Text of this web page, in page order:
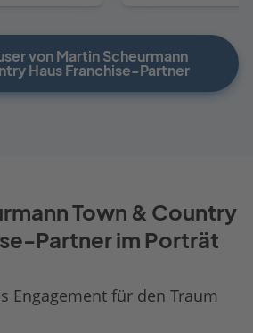
von Martin Scheurmann
Haus Franchise-Partner
Town & Country
Partner im Porträt
Engagement für den Traum